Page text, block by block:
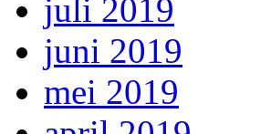
juli 2019
juni 2019
mei 2019